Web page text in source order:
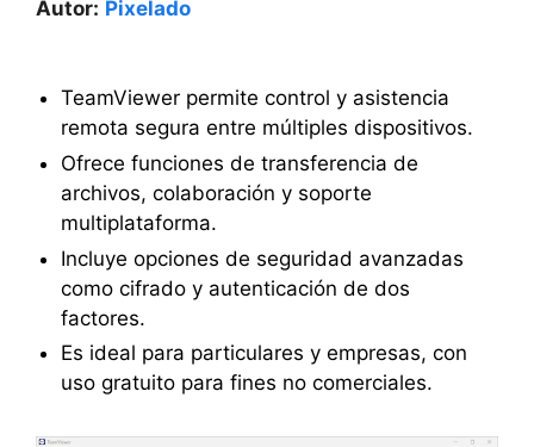
Autor: Pixelado
TeamViewer permite control y asistencia
remota segura entre múltiples dispositivos.
Ofrece funciones de transferencia de
archivos, colaboración y soporte
multiplataforma.
Incluye opciones de seguridad avanzadas
como cifrado y autenticación de dos
factores.
Es ideal para particulares y empresas, con
uso gratuito para fines no comerciales.